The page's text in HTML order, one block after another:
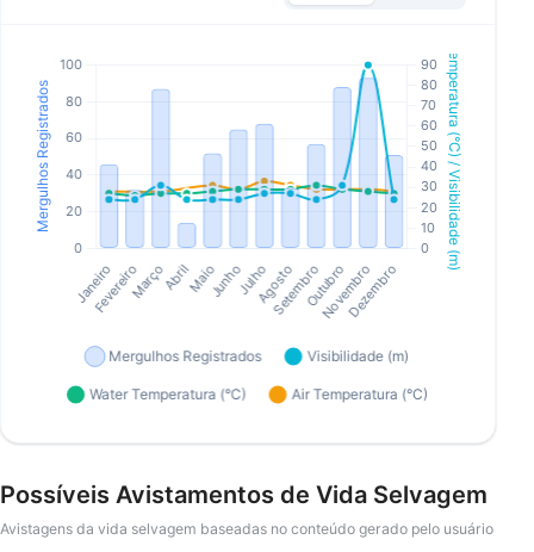
Possíveis Avistamentos de Vida Selvagem
Avistagens da vida selvagem baseadas no conteúdo gerado pelo usuário